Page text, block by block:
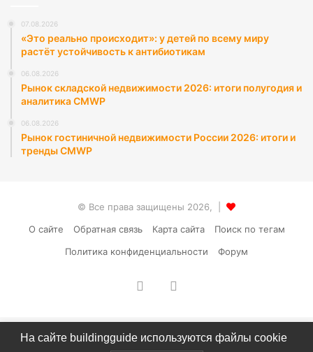
07.08.2026
«Это реально происходит»: у детей по всему миру
растёт устойчивость к антибиотикам
06.08.2026
Рынок складской недвижимости 2026: итоги полугодия и
аналитика CMWP
06.08.2026
Рынок гостиничной недвижимости России 2026: итоги и
тренды CMWP
© Все права защищены 2026, |
О сайте
Обратная связь Карта сайта
Поиск по тегам
Политика конфиденциальности
Форум
vk.com
На сайте buildingguide используются файлы cookie